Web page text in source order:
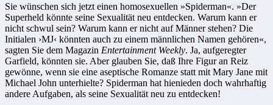
Sie wünschen sich jetzt einen homosexuellen »Spiderman«. »Der
Superheld könnte seine Sexualität neu entdecken. Warum kann er
nicht schwul sein? Warum kann er nicht auf Männer stehen? Die
Initialen ›MJ‹ könnten auch zu einem männlichen Namen gehören«,
sagten Sie dem Magazin Entertainment Weekly. Ja, aufgeregter
Garfield, könnten sie. Aber glauben Sie, daß Ihre Figur an Reiz
gewönne, wenn sie eine aseptische Romanze statt mit Mary Jane mit
Michael John unterhielte? Spiderman hat hienieden doch wahrhaftig
andere Aufgaben, als seine Sexualität neu zu entdecken!